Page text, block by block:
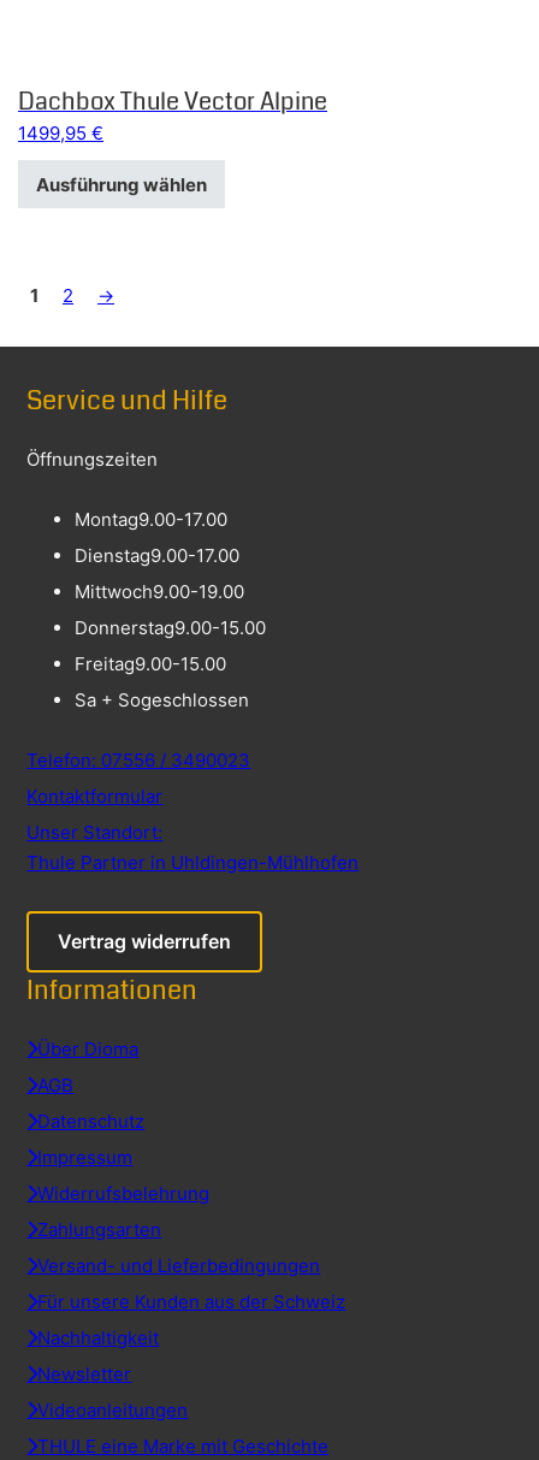
Dachbox Thule Vector Alpine
1499,95 €
Ausführung wählen
1 2 →
Service und Hilfe
Öffnungszeiten
Montag9.00-17.00
Dienstag9.00-17.00
Mittwoch9.00-19.00
Donnerstag9.00-15.00
Freitag9.00-15.00
Sa + Sogeschlossen
Telefon: 07556 / 3490023
Kontaktformular
Unser Standort:
Thule Partner in Uhldingen-Mühlhofen
Vertrag widerrufen
Informationen
Über Dioma
AGB
Datenschutz
Impressum
Widerrufsbelehrung
Zahlungsarten
Versand- und Lieferbedingungen
Für unsere Kunden aus der Schweiz
Nachhaltigkeit
Newsletter
Videoanleitungen
THULE eine Marke mit Geschichte